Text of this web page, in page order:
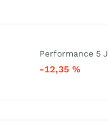
Performance 5 J
-12,35 %